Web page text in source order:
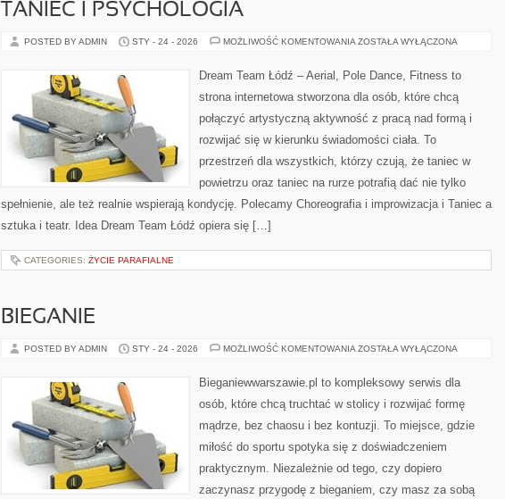
TANIEC I PSYCHOLOGIA
POSTED BY ADMIN STY - 24 - 2026 MOŻLIWOŚĆ KOMENTOWANIA TANIEC
ZOSTAŁA WYŁĄCZONA
Dream Team Łódź – Aerial, Pole Dance, Fitness to
strona internetowa stworzona dla osób, które chcą
połączyć artystyczną aktywność z pracą nad formą i
rozwijać się w kierunku świadomości ciała. To
przestrzeń dla wszystkich, którzy czują, że taniec w
powietrzu oraz taniec na rurze potrafią dać nie tylko
spełnienie, ale też realnie wspierają kondycję. Polecamy Choreografia i improwizacja i Taniec a
sztuka i teatr. Idea Dream Team Łódź opiera się […]
CATEGORIES: ŻYCIE PARAFIALNE
BIEGANIE
POSTED BY ADMIN STY - 24 - 2026 MOŻLIWOŚĆ KOMENTOWANIA BIEGANIE
ZOSTAŁA WYŁĄCZONA
Bieganiewwarszawie.pl to kompleksowy serwis dla
osób, które chcą truchtać w stolicy i rozwijać formę
mądrze, bez chaosu i bez kontuzji. To miejsce, gdzie
miłość do sportu spotyka się z doświadczeniem
praktycznym. Niezależnie od tego, czy dopiero
zaczynasz przygodę z bieganiem, czy masz za sobą